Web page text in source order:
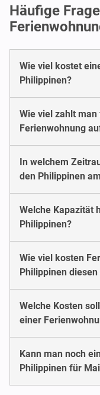
Häufige
Wie viel kostet
Philippinen?
Wie viel zahlt
Ferienwohnung
In welchem
den Philippinen
Welche Kapazität
Philippinen?
Wie viel kosten
Philippinen
Welche Kosten
einer
Kann man noch
Philippinen für